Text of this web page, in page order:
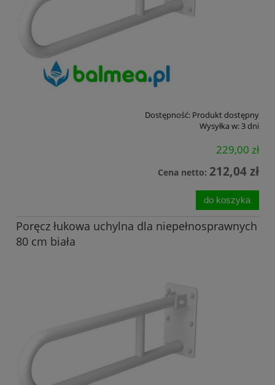
Dostępność: Produkt dostępny
Wysyłka w:3 dni
229,00 zł
Cena netto: 212,04 zł
do koszyka
Poręcz łukowa uchylna dla niepełnosprawnych
80 cm biała